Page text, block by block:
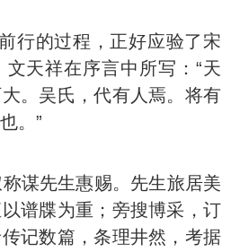
的过程，正好应验了宋
天祥在序言中所写：“天
。吴氏，代有人焉。将有
。”
先生惠赐。先生旅居美
谱牒为重；旁搜博采，订
记数篇，条理井然，考据